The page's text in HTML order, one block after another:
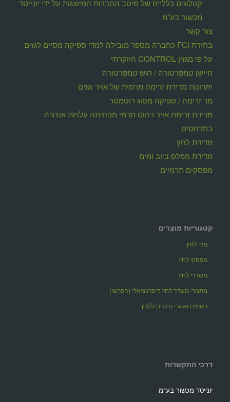
קטלוגים כלליים של מיטב החברות המיוצגות על ידי יונייטד
מכשור בע"מ
צור קשר
בחירת FCI כחברה מספר מובילה למדי ספיקה מסיים לגזים
על פי מגזין CONTROL היוקרתי
חיישן טמפרטורה / רגש טמפרטורה
יתרונות מדידת זרימה תרמית של אויר וגזים
מד זרימה / ספיקה מסוג רוטמטר
מדידת זרימת אויר דחוס תרמי מפחיתה עלויות אנרגיה
במדחסים
מדידת לחץ
מדידת מפלס ביוב ומים
מפסקים תרמיים
קטגוריות מוצרים
מדי לחץ
מפסקי לחץ
משדרי לחץ
מתמר/ משדר לחץ דיפרנציאלי (הפרשי)
רשמים ואוגרי נתונים ללחץ
דרכי התקשרות
יונייטד מכשור בע"מ